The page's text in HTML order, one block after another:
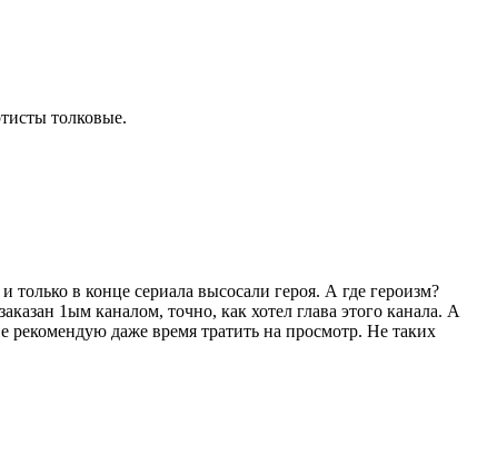
толковые.
в конце сериала высосали героя. А где героизм?
1ым каналом, точно, как хотел глава этого канала. А
даже время тратить на просмотр. Не таких